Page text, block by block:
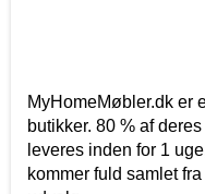
MyHomeMøbler.dk
butikker. 80 % af
leveres inden for 1
kommer fuld samlet